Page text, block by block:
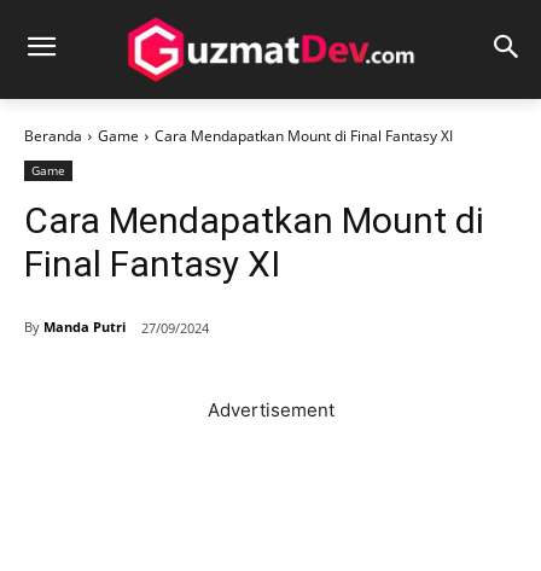
Beranda Game Cara Mendapatkan Mount di Final Fantasy XI
Game
Cara Mendapatkan Mount di
Final Fantasy XI
By Manda Putri 27/09/2024
Advertisement